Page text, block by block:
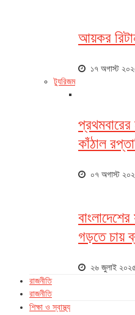
আয়কর
১৭ অগাস্ট
ট্যুরিজম
কাঁঠাল
০৭ অগাস্ট
গড়তে চায়
২৬ জুলাই
রাজনীতি
রাজনীতি
শিক্ষা ও স্বাস্থ্য